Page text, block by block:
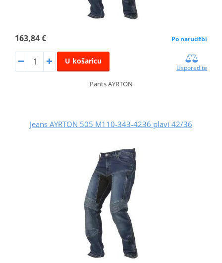
163,84 € Po narudžbi
U košaricu
Usporedite
Pants AYRTON
Jeans AYRTON 505 M110-343-4236 plavi 42/36